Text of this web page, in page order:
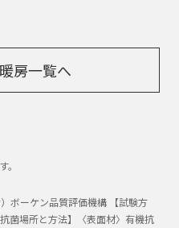
房一覧へ
ボーケン品質評価機構 【試験方
菌場所と方法】〈表面材〉有機抗